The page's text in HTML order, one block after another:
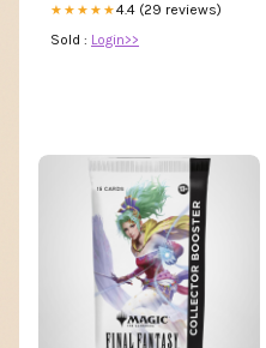
★★★★★4.4 (29 reviews)
Sold : Login>>